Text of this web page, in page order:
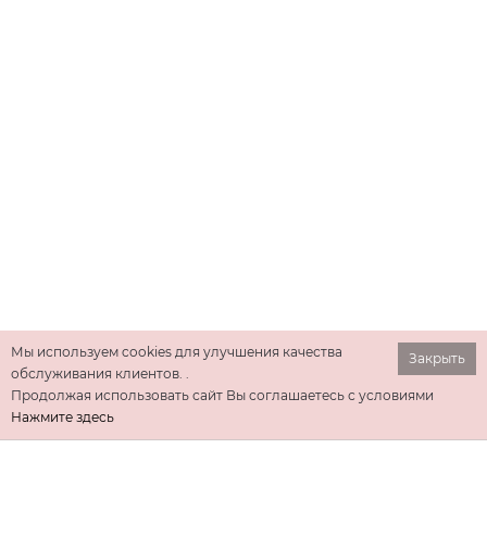
Закрыть
Мы используем cookies для улучшения качества
обслуживания клиентов. .
Продолжая использовать сайт Вы соглашаетесь с условиями
Нажмите здесь